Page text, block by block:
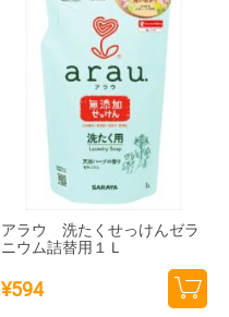
アラウ 洗たくせっけんゼラ
ニウム詰替用１Ｌ
¥594